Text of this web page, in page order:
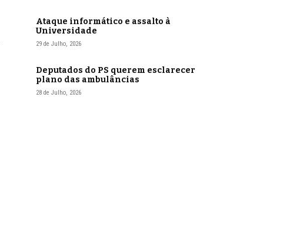
Ataque informático e assalto à
Universidade
29 de Julho, 2026
Deputados do PS querem esclarecer
plano das ambulâncias
28 de Julho, 2026